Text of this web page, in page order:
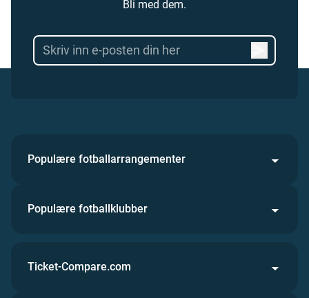
Bli med dem.
Populære fotballarrangementer
Populære fotballklubber
Ticket-Compare.com